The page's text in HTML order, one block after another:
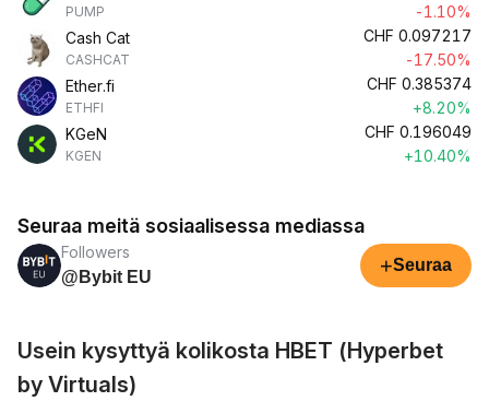
PUMP
-1.10%
Cash Cat
CASHCAT
CHF 0.097217
-17.50%
Ether.fi
ETHFI
CHF 0.385374
+8.20%
KGeN
KGEN
CHF 0.196049
+10.40%
Seuraa meitä sosiaalisessa mediassa
Followers
@Bybit EU
+Seuraa
Usein kysyttyä kolikosta HBET (Hyperbet
by Virtuals)